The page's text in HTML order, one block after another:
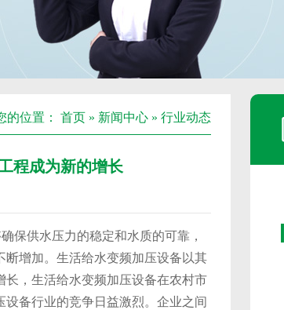
的位置： 首页 » 新闻中心 » 行业动态
程成为新的增长
保供水压力的稳定和水质的可靠，
增加。生活给水变频加压设备以其
，生活给水变频加压设备在农村市
备行业的竞争日益激烈。企业之间